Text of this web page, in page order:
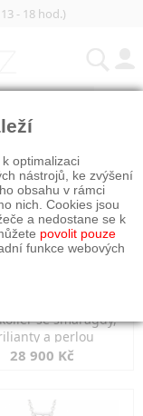
- 18 hod.)
se smaragdy,
a perlou
28 900 Kč
optimalizaci
nástrojů, ke zvýšení
obsahu v rámci
nich. Cookies jsou
a nedostane se k
povolit pouze
funkce webových